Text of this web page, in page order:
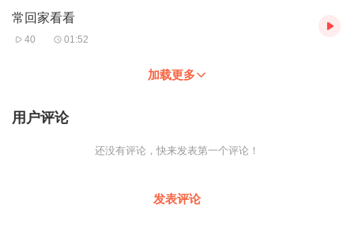
常回家看看
40 01:52
加载更多
用户评论
还没有评论，快来发表第一个评论！
发表评论